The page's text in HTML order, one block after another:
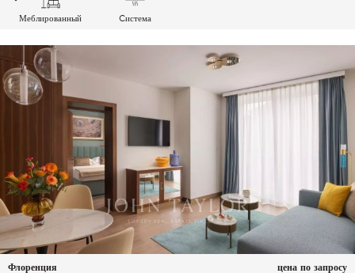
Меблированный
Cистема
Флоренция
цена по запросу